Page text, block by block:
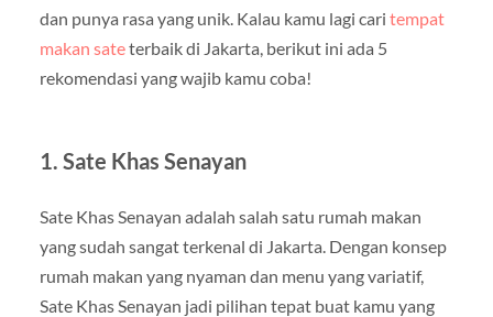
dan punya rasa yang unik. Kalau kamu lagi cari tempat
makan sateterbaik di Jakarta, berikut ini ada 5
rekomendasi yang wajib kamu coba!
1. Sate Khas Senayan
Sate Khas Senayan adalah salah satu rumah makan
yang sudah sangat terkenal di Jakarta. Dengan konsep
rumah makan yang nyaman dan menu yang variatif,
Sate Khas Senayan jadi pilihan tepat buat kamu yang